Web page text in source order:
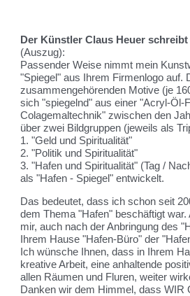
Der Künstler Claus Heuer
(Auszug):
Passender Weise nimmt mein
"Spiegel" aus Ihrem Firmenlogo auf.
zusammengehörenden Motive (je
sich "spiegelnd" aus einer "Acryl-Öl-
Colagemaltechnik" zwischen den
über zwei Bildgruppen (jeweils als
1. "Geld und Spiritualität"
2. "Politik und Spiritualität"
3. "Hafen und Spiritualität" (Tag /
als "Hafen - Spiegel" entwickelt.
Das bedeutet, dass ich schon seit
dem Thema "Hafen" beschäftigt
mir, auch nach der Anbringung des
Ihrem Hause "Hafen-Büro" der
Ich wünsche Ihnen, dass in Ihrem
kreative Arbeit, eine anhaltende
allen Räumen und Fluren, weiter
Danken wir dem Himmel, dass WIR